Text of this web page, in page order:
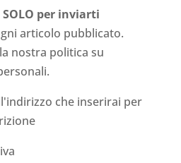
per inviarti
articolo pubblicato.
nostra politica su
.
che inserirai per